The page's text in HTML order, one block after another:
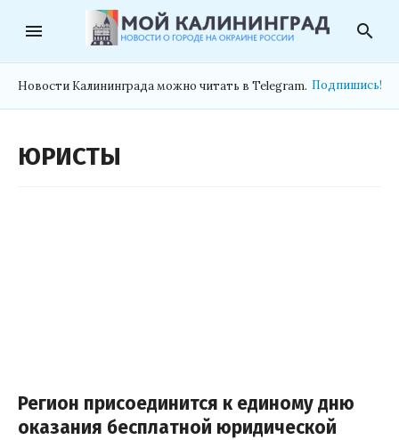
menu search
Новости Калининграда можно читать в Telegram. Подпишись!
ЮРИСТЫ
Регион присоединится к единому дню
оказания бесплатной юридической